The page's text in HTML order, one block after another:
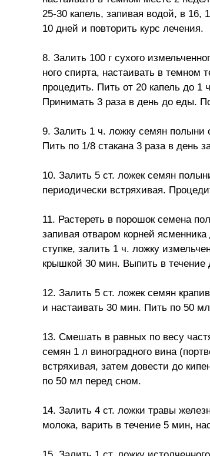
25-30 капель, запивая водой, в
10 дней и повторить курс лечения.
8. Залить 100 г сухого
ного спирта, настаивать в темном
процедить. Пить от 20 капель до
Принимать 3 раза в день до еды.
9. Залить 1 ч. ложку семян полыни
Пить по 1/8 стакана 3 раза в день
10. Залить 5 ст. ложек семян
периодически встряхивая.
11. Растереть в порошок семена
запивая отваром корней
ступке, залить 1 ч. ложку
крышкой 30 мин. Выпить в течение
12. Залить 5 ст. ложек семян
и настаивать 30 мин. Пить по 50
13. Смешать в равных по весу
семян 1 л виноградного вина
встряхивая, затем довести до
по 50 мл перед сном.
14. Залить 4 ст. ложки травы
молока, варить в течение 5 мин,